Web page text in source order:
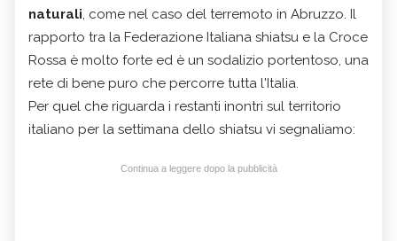
naturali, come nel caso del terremoto in Abruzzo. Il
rapporto tra la Federazione Italiana shiatsu e la Croce
Rossa è molto forte ed è un sodalizio portentoso, una
rete di bene puro che percorre tutta l'Italia.
Per quel che riguarda i restanti inontri sul territorio
italiano per la settimana dello shiatsu vi segnaliamo:
Continua a leggere dopo la pubblicità